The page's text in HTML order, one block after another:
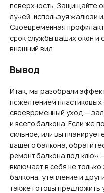
поверхность. Защищайте
лучей, используя жалюзи
Своевременная
срок службы ваших окон и
внешний вид.
Вывод
Итак, мы разобрали
пожелтением пластиковых
своевременный уход —
и всего балкона. Если же
сильное, или вы
вашего балкона,
ремонт балкона под ключ
включает в себя не
балкона, утепление и
также готовы предложить